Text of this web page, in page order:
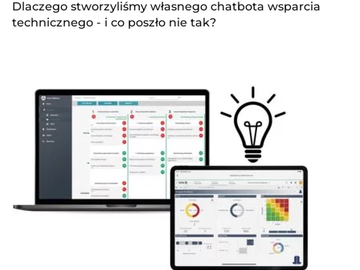
Dlaczego stworzyliśmy własnego chatbota wsparcia
technicznego - i co poszło nie tak?